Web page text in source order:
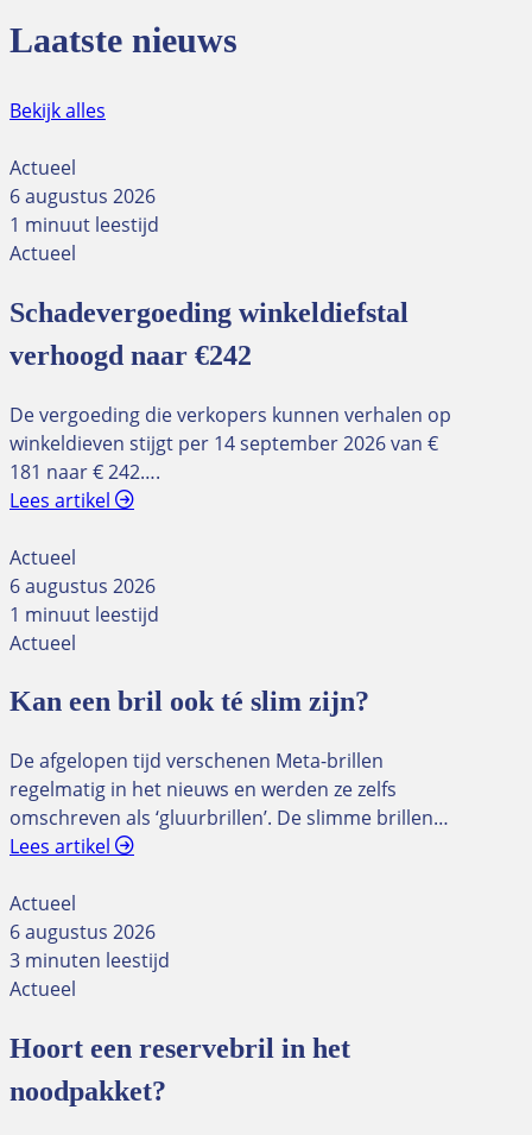
Laatste nieuws
Bekijk alles
Actueel
6 augustus 2026
1 minuut leestijd
Actueel
Schadevergoeding winkeldiefstal
verhoogd naar €242
De vergoeding die verkopers kunnen verhalen op
winkeldieven stijgt per 14 september 2026 van €
181 naar € 242….
Lees artikel
Actueel
6 augustus 2026
1 minuut leestijd
Actueel
Kan een bril ook té slim zijn?
De afgelopen tijd verschenen Meta-brillen
regelmatig in het nieuws en werden ze zelfs
omschreven als ‘gluurbrillen’. De slimme brillen…
Lees artikel
Actueel
6 augustus 2026
3 minuten leestijd
Actueel
Hoort een reservebril in het
noodpakket?